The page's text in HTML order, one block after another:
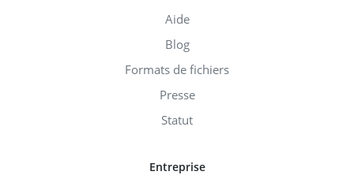
Aide
Blog
Formats de fichiers
Presse
Statut
Entreprise